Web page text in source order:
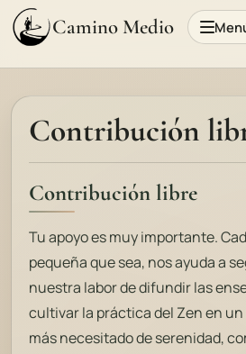
Camino Medio
Contribución
Contribución libre
Tu apoyo es muy importante.
pequeña que sea, nos ayuda a
nuestra labor de difundir las
cultivar la práctica del Zen en
más necesitado de serenidad,